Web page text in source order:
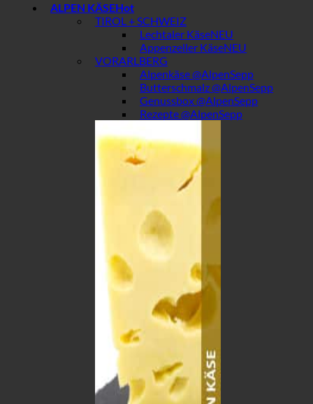
ALPEN KÄSE
TIROL + SCHWEIZ
Lechtaler Käse
Appenzeller Käse
VORARLBERG
Alpenkäse @AlpenSepp
Butterschmalz @AlpenSepp
Genussbox @AlpenSepp
Rezepte @AlpenSepp